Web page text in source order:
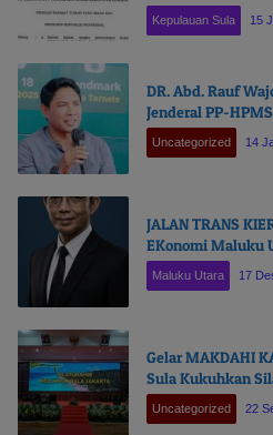
Kepulauan Sula 15
DR. Abd. Rauf
Jenderal PP-
Uncategorized 14
JALAN TRANS
EKonomi Maluku
Maluku Utara 17
Gelar MAKDAHI
Sula Kukuhkan
Uncategorized 22